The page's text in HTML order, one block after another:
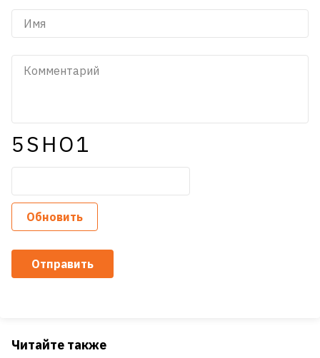
5SHO1
Обновить
Отправить
Читайте также